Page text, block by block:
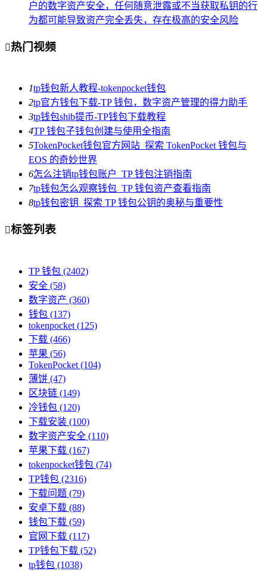
户的数字资产安全，任何随意泄露或不当获取私钥的行
为都可能导致资产完全丢失，存在极高的安全风险
热门视频
1tp钱包新人教程-tokenpocket钱包
2tp官方钱包下载-TP 钱包，数字资产管理的得力助手
3tp钱包shib提币-TP钱包下载教程
4TP 钱包子钱包创建与使用全指南
5TokenPocket钱包官方网站_探索 TokenPocket 钱包与
EOS 的奇妙世界
6怎么注销tp钱包账户_TP 钱包注销指南
7tp钱包怎么观察钱包_TP 钱包资产查看指南
8tp钱包密钥_探索 TP 钱包公钥的奥秘与重要性
标签列表
TP 钱包 (2402)
安全 (58)
数字资产 (360)
钱包 (137)
tokenpocket (125)
下载 (466)
苹果 (56)
TokenPocket (104)
薄饼 (47)
区块链 (149)
冷钱包 (120)
下载安装 (100)
数字资产安全 (110)
苹果下载 (167)
tokenpocket钱包 (74)
TP钱包 (2316)
下载问题 (79)
安卓下载 (88)
钱包下载 (59)
官网下载 (117)
TP钱包下载 (52)
tp钱包 (1038)